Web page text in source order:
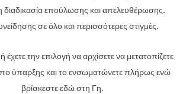
διαδικασία επούλωσης και απελευθέρωσης.
σε όλο και περισσότερες στιγμές.
έχετε την επιλογή να αρχίσετε να μετατοπίζετε
ύπαρξης και το ενσωματώνετε πλήρως ενώ
βρίσκεστε εδώ στη Γη.